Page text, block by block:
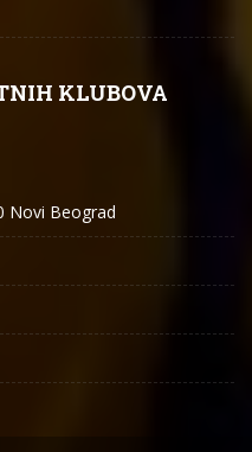
KLUBOVA
Novi Beograd